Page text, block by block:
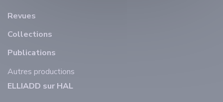
Revues
Collections
Publications
Autres productions
ELLIADD sur HAL